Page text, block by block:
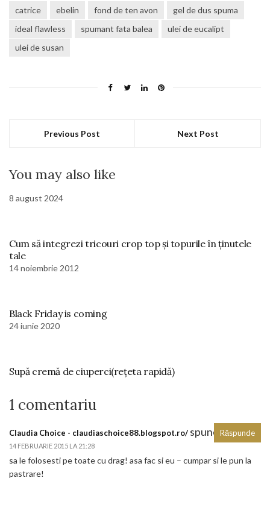
catrice ebelin fond de ten avon
gel de dus spuma
ideal flawless
spumant fata balea
ulei de eucalipt
ulei de susan
Previous Post Next Post
You may also like
8 august 2024
Cum să integrezi tricouri crop top și topurile în ținutele
tale
14 noiembrie 2012
Black Friday is coming
24 iunie 2020
Supă cremă de ciuperci(rețeta rapidă)
1 comentariu
Claudia Choice - claudiaschoice88.blogspot.ro/ spune:
14 FEBRUARIE 2015 LA 21:28
sa le folosesti pe toate cu drag! asa fac si eu – cumpar si le pun la
pastrare!
Răspunde